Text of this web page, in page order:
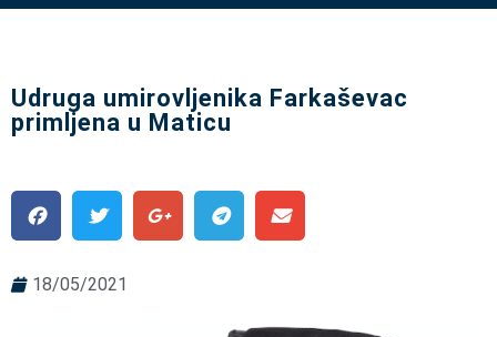
Udruga umirovljenika Farkaševac
primljena u Maticu
18/05/2021